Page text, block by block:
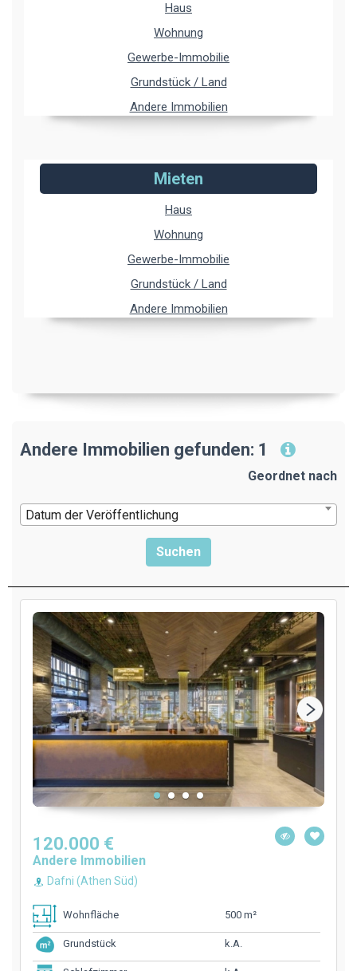
Haus
Wohnung
Gewerbe-Immobilie
Grundstück / Land
Andere Immobilien
Mieten
Haus
Wohnung
Gewerbe-Immobilie
Grundstück / Land
Andere Immobilien
Andere Immobilien gefunden: 1
Geordnet nach
Datum der Veröffentlichung
120.000 €
Andere Immobilien
Dafni (Athen Süd)
Wohnfläche 500 m²
Grundstück k.A.